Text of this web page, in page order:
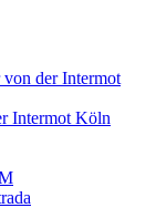
der Intermot
Intermot Köln